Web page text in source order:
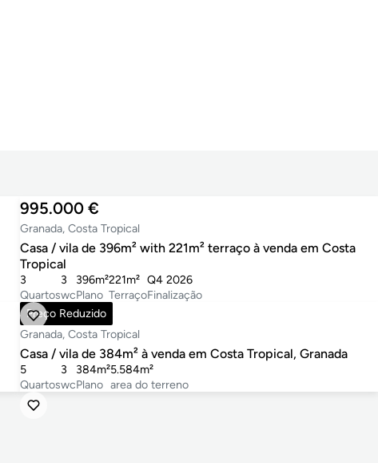
995.000 €
Granada, Costa Tropical
Casa / vila de 396m² with 221m² terraço à venda em Costa
Tropical
Quartos
3
wc
3
Plano
396m²
Terraço
221m²
Finalização
Q4 2026
Preço Reduzido
2.495.000 €
Granada, Costa Tropical
Casa / vila de 384m² à venda em Costa Tropical, Granada
Quartos
5
wc
3
Plano
384m²
area do terreno
5.584m²